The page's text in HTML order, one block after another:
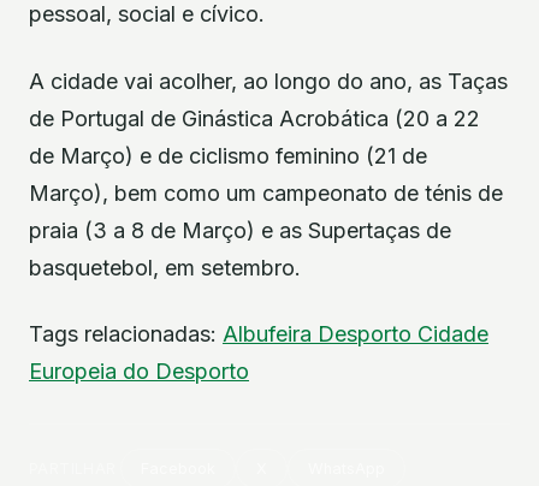
pessoal, social e cívico.
A cidade vai acolher, ao longo do ano, as Taças
de Portugal de Ginástica Acrobática (20 a 22
de Março) e de ciclismo feminino (21 de
Março), bem como um campeonato de ténis de
praia (3 a 8 de Março) e as Supertaças de
basquetebol, em setembro.
Tags relacionadas: Albufeira Desporto Cidade
Europeia do Desporto